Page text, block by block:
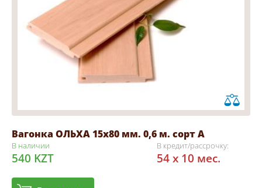
Вагонка ОЛЬХА 15х80 мм. 0,6 м. сорт А
В наличии
540 KZT
В кредит/рассрочку:
54 x 10 мес.